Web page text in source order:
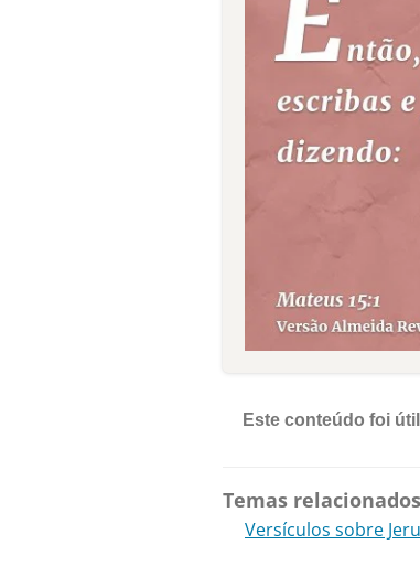
Este conteúdo foi
Temas
Versículos sobre